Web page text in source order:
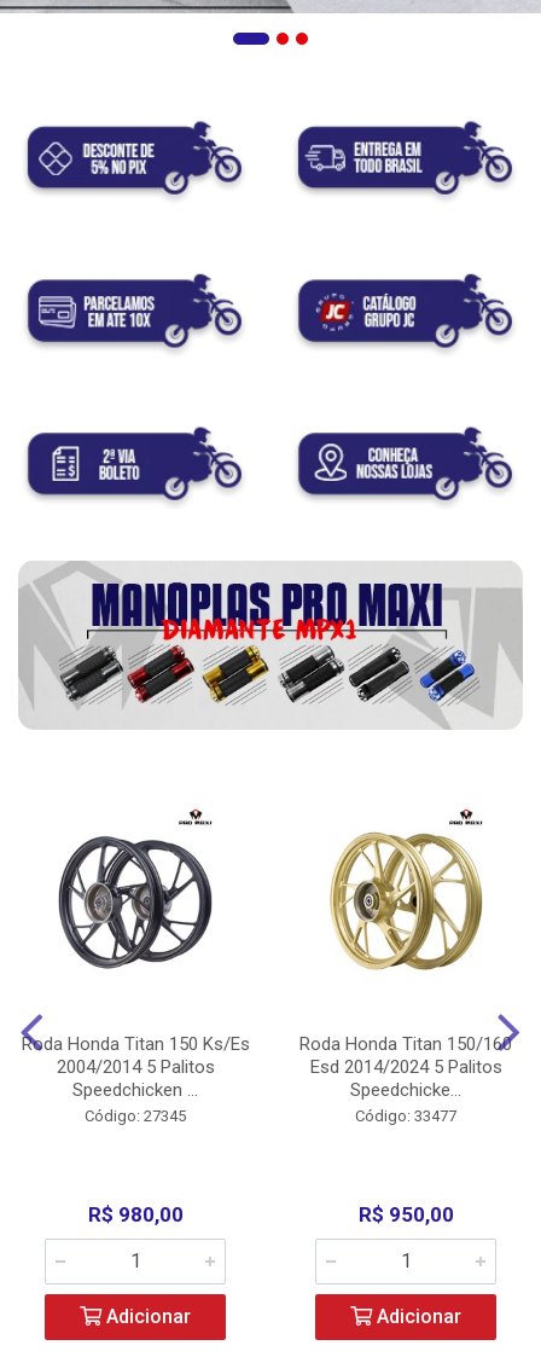
Roda Honda Titan 150 Ks/Es
2004/2014 5 Palitos
Speedchicken ...
Código: 27345
R$ 980,00
Adicionar
Roda Honda Titan 150/160
Esd 2014/2024 5 Palitos
Speedchicke...
Código: 33477
R$ 950,00
Adicionar